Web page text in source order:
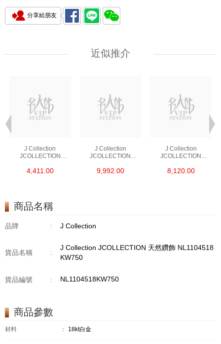
分享給朋友
近似推介
J Collection
JCOLLECTION
RDDI 0.48 CT18KR
4,411.00
J Collection
JCOLLECTION
RDDI 1.34 CT18KW
9,992.00
J Collection
JCOLLECTION
W/DIAMOND 7
8,120.00
商品名稱
品牌 : J Collection
貨品名稱 :
J Collection JCOLLECTION 天然鑽飾 NL1104518
KW750
貨品編號 : NL1104518KW750
商品參數
材料 ： 18kt白金